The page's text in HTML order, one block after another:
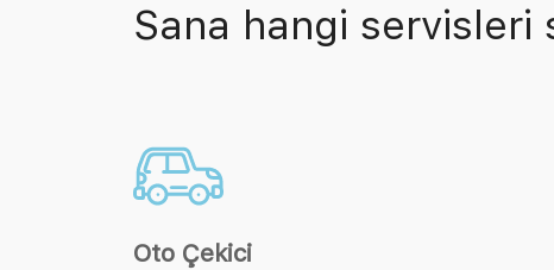
Sana hangi servisleri
Oto Çekici